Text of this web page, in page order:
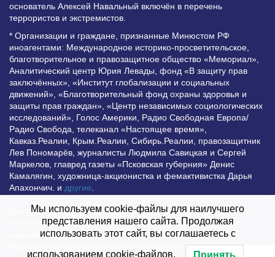
основатель Алексей Навальный включён в перечень
террористов и экстремистов.
* Организации и граждане, признанные Минюстом РФ
иноагентами: Международное историко-просветительское,
благотворительное и правозащитное общество «Мемориал»,
Аналитический центр Юрия Левады, фонд «В защиту прав
заключённых», «Институт глобализации и социальных
движений», «Благотворительный фонд охраны здоровья и
защиты прав граждан», «Центр независимых социологических
исследований», Голос Америки, Радио Свободная Европа/
Радио Свобода, телеканал «Настоящее время»,
Кавказ.Реалии, Крым.Реалии, Сибирь.Реалии, правозащитник
Лев Пономарёв, журналисты Людмила Савицкая и Сергей
Маркелов, главред газеты «Псковская губерния» Денис
Камалягин, художница-акционистка и фемактивистка Дарья
Апахончич. и другие
Все права защищены и охраняются законом. Любое
использование материалов сайта допустимо при условии
наличия активной гиперссылки на Vesti.UZ.
Редакция не несет ответственности за достоверность
Мы используем cookie-файлы для наилучшего
представления нашего сайта. Продолжая
использовать этот сайт, вы соглашаетесь с
использованием cookie-файлов.